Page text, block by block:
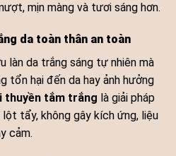
mịn màng và tươi sáng hơn.
da toàn thân an toàn
làn da trắng sáng tự nhiên mà
tổn hại đến da hay ảnh hưởng
thuyền tắm trắng là giải pháp
tẩy, không gây kích ứng, liệu
cảm.